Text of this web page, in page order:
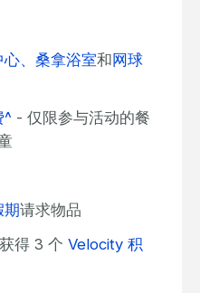
、桑拿浴室和网球
^ - 仅限参与活动的餐
期请求物品
得 3 个 Velocity 积